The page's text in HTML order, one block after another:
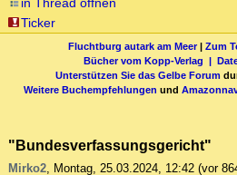
Ticker
Fluchtburg autark am Meer| Zum
Bücher vom Kopp-Verlag |
Unterstützen Sie das Gelbe Forum
Weitere Buchempfehlungen und
"Bundesverfassungsgericht"
Mirko2, Montag, 25.03.2024, 12:42 (vor